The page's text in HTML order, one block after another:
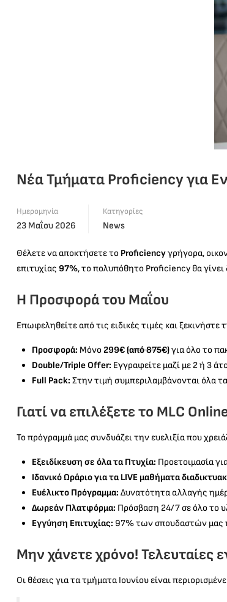
Νέα Τμήματα Proficiency για
Ημερομηνία
23 Μαΐου 2026
Κατηγορίες
News
Θέλετε να αποκτήσετε το Proficiencyγρήγορα,
επιτυχίας 97%, το πολυπόθητο Proficiency θα γίνει
Η Προσφορά του Μαΐου
Επωφεληθείτε από τις ειδικές τιμές και ξεκινήστε
Προσφορά: Μόνο299€(από 875€)για όλο το
Double/Triple Offer: Εγγραφείτε μαζί με 2 ή 3
Full Pack: Στην τιμή συμπεριλαμβάνονται όλα
Γιατί να επιλέξετε το MLC
Το πρόγραμμά μας συνδυάζει την ευελιξία που
Εξειδίκευση σε όλα τα Πτυχία: Προετοιμασία
Ιδανικό Ωράριο για τα LIVE μαθήματα
Ευέλικτο Πρόγραμμα: Δυνατότητα αλλαγής
Δωρεάν Πλατφόρμα: Πρόσβαση 24/7 σε όλο το
Εγγύηση Επιτυχίας: 97% των σπουδαστών μας
Μην χάνετε χρόνο! Τελευταίες
Οι θέσεις για τα τμήματα Ιουνίου είναι